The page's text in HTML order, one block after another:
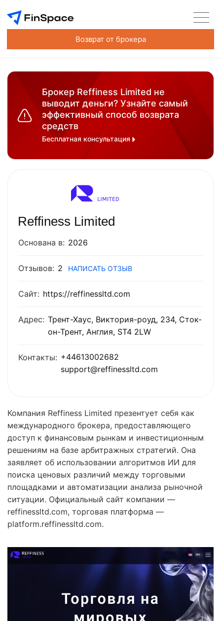
Возврат от брокера
Брокер Reffiness Limited не
выводит деньги? Узнайте самый
эффективный способ возврата
средств
Бесплатная консультация
Reffiness Limited
Основана в: 2026
Отзывов: 2 НАПИСАТЬ ОТЗЫВ
Сайт: https://reffinessltd.com
Адрес: Трент-Хаус, Виктория-роуд, 234, Сток-
он-Трент, Англия, ST4 2LW
Контакты: +44613002682
support@reffinessltd.com
Компания Reffiness Limited презентует себя как
международного брокера, предоставляющего
доступ к финансовым рынкам и инвестиционным
решениям на базе арбитражных стратегий. Она
заявляет об использовании алгоритмов ИИ для
поиска ценовых различий между торговыми
площадками и автоматизации анализа рыночной
ситуации. Официальный сайт компании —
reffinessltd.com, торговая платформа —
platform.reffinessltd.com.